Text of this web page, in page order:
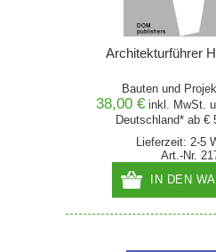
Architekturführer
Bauten und
38,00 € inkl. MwSt.
Deutschland* ab €
Lieferzeit: 2-5
Art.-Nr.
IN DEN